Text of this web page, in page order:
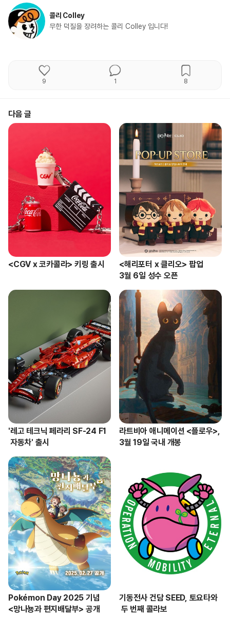
콜리 Colley
무한 덕질을 장려하는 콜리 Colley 입니다!
9 1 8
다음 글
<CGV x 코카콜라> 키링 출시
<해리포터 x 클리오> 팝업
3월 6일 성수 오픈
'레고 테크닉 페라리 SF-24 F1
자동차' 출시
라트비아 애니메이션 <플로우>,
3월 19일 국내 개봉
Pokémon Day 2025 기념
<망나뇽과 편지배달부> 공개
기동전사 건담 SEED, 토요타와
두 번째 콜라보